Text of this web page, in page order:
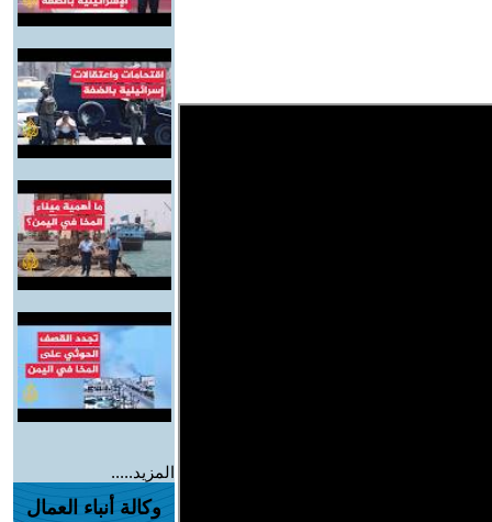
المزيد.....
وكالة أنباء العمال